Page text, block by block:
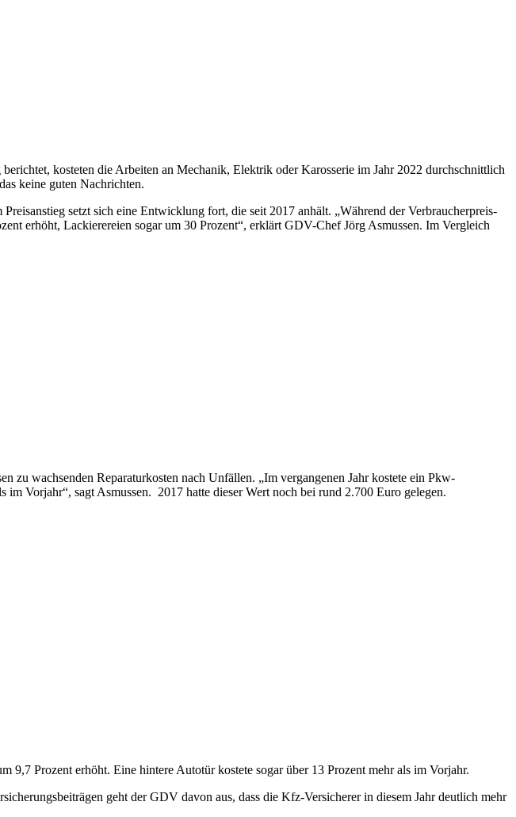
kosteten die Arbeiten an Mechanik, Elektrik oder Karosserie im Jahr 2022 durchschnittlich
keine guten Nachrichten.
setzt sich eine Entwicklung fort, die seit 2017 anhält. „Während der Verbraucherpreis-
erhöht, Lackierereien sogar um 30 Prozent“, erklärt GDV-Chef Jörg Asmussen. Im Vergleich
zu wachsenden Reparaturkosten nach Unfällen. „Im vergangenen Jahr kostete ein Pkw-
Vorjahr“, sagt Asmussen. 2017 hatte dieser Wert noch bei rund 2.700 Euro gelegen.
Prozent erhöht. Eine hintere Autotür kostete sogar über 13 Prozent mehr als im Vorjahr.
geht der GDV davon aus, dass die Kfz-Versicherer in diesem Jahr deutlich mehr